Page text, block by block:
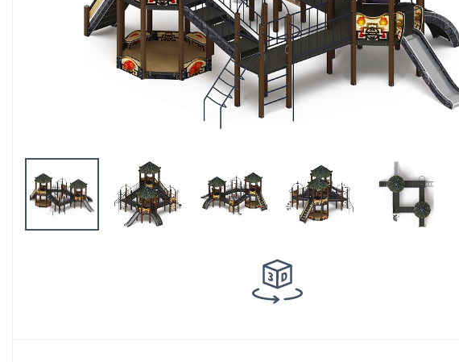
комплексы
Благоустройство
детских площадок